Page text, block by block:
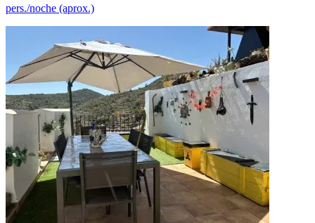
pers./noche (aprox.)